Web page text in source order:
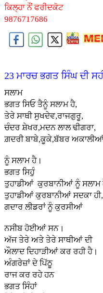
ਕਿਲ੍ਹਾ ਨੌਂ ਫਰੀਦਕੋਟ
9876717686
23 ਮਾਰਚ ਭਗਤ ਸਿੰਘ ਦੀ
ਸਲਾਮ
ਭਗਤ ਸਿਓ ਤੈਨੂੰ ਸਲਾਮ ਹੈ,
ਤੇਰੇ ਸਾਥੀ ਸੁਖਦੇਵ,ਰਾਜਗੁਰੂ,
ਚੰਦਰ ਸ਼ੇਖਰ,ਮਦਨ ਲਾਲ ਢੀਗਰਾ,
ਗ਼ਦਰੀ ਬਾਬੇ,ਕੂਕੇ,ਬੱਬਰ
ਨੂੰ ਸਲਾਮ ਹੈ।
ਭਗਤ ਸਿਹੁੰ
ਤੁਹਾਡੀਆਂ ਕੁਰਬਾਨੀਆਂ ਨੂੰ ਸਲਾਮ
ਤੁਹਾਡੀਆਂ ਕੁਰਬਾਨੀਆਂ ਸਦਕਾ ਹੀ,
ਗਦਾਰ ਲੀਡਰਾਂ ਨੂੰ ਕੁਰਸੀਆਂ
ਨਸੀਬ ਹੋਈਆਂ ਸਨ।
ਅੱਜ ਤੇਰੇ ਅਤੇ ਤੇਰੇ ਸਾਥੀਆਂ ਦੀ
ਔਲਾਦ ਦਿਹਾੜੀਆਂ ਕਰ ਰਹੀ ਹੈ।
ਅੰਗਰੇਜ਼ਾਂ ਦੇ ਪਿੱਠੂ
ਰਾਜ ਕਰ ਰਹੇ ਹਨ
ਭਗਤ ਸਿੰਹਾਂ